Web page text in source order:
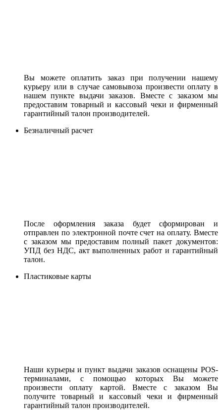
Вы можете оплатить заказ при получении нашему
курьеру или в случае самовывоза произвести оплату в
нашем пункте выдачи заказов. Вместе с заказом мы
предоставим товарный и кассовый чеки и фирменный
гарантийный талон производителей.
Безналичный расчет
После оформления заказа будет сформирован и
отправлен по электронной почте счет на оплату. Вместе
с заказом мы предоставим полный пакет документов:
УПД без НДС, акт выполненных работ и гарантийный
талон.
Пластиковые карты
Наши курьеры и пункт выдачи заказов оснащены POS-
терминалами, с помощью которых Вы можете
произвести оплату картой. Вместе с заказом Вы
получите товарный и кассовый чеки и фирменный
гарантийный талон производителей.